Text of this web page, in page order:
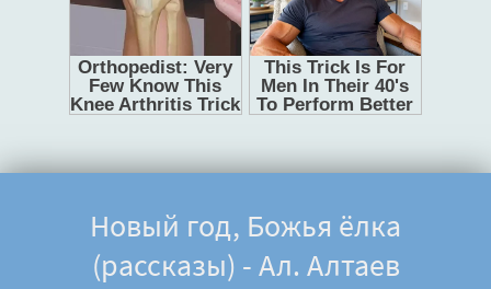
Новый год, Божья ёлка
(рассказы) - Ал. Алтаев